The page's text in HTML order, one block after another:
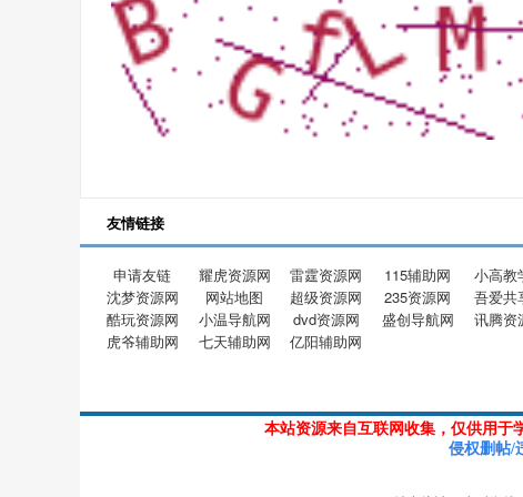
友情链接
申请友链 耀虎资源网 雷霆资源网 115辅助网 小高教
沈梦资源网
网站地图 超级资源网 235资源网 吾爱共
酷玩资源网
小温导航网 dvd资源网 盛创导航网 讯腾资
虎爷辅助网
七天辅助网 亿阳辅助网
本站资源来自互联网收集，仅供用于
侵权删帖/